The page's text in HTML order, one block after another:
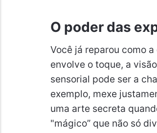
O poder das
Você já reparou como
envolve o toque, a
sensorial pode ser a
exemplo, mexe
uma arte secreta
"mágico” que não só